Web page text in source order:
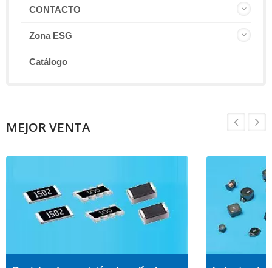
CONTACTO
Zona ESG
Catálogo
MEJOR VENTA